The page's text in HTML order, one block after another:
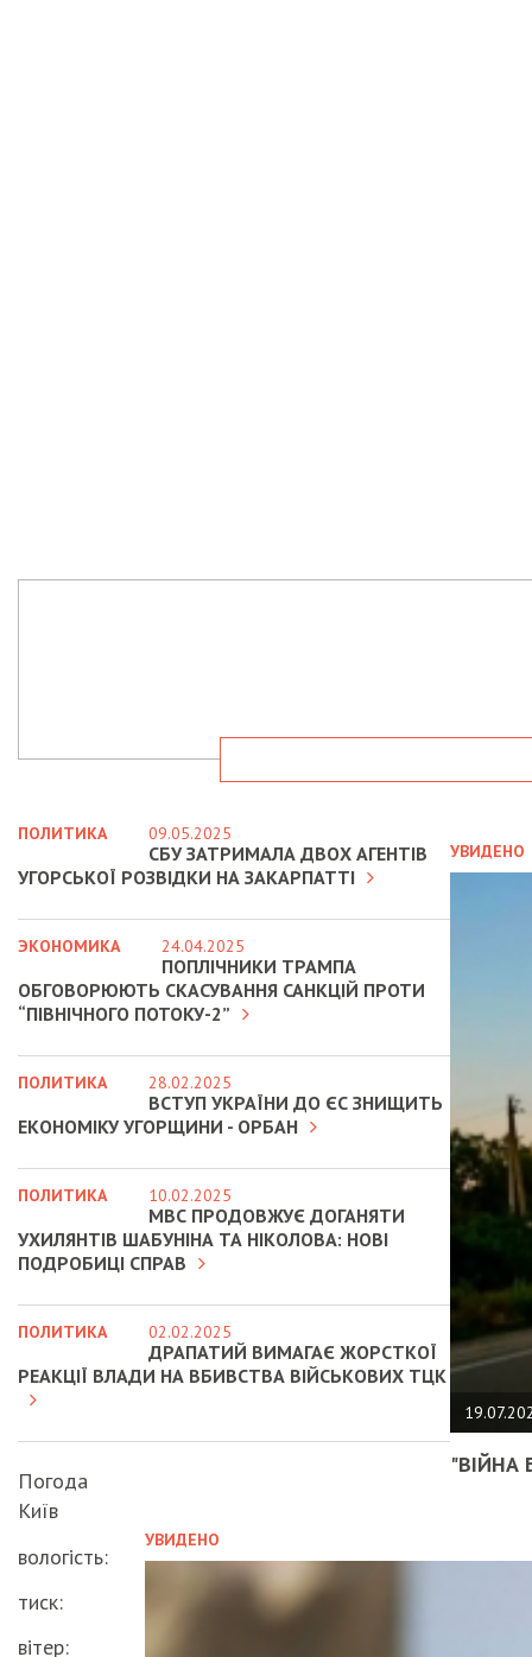
УВИДЕНО
"ВІЙНА
УВИДЕНО
ПОЛИТИКА 09.05.2025
СБУ ЗАТРИМАЛА ДВОХ АГЕНТІВ
УГОРСЬКОЇ РОЗВІДКИ НА ЗАКАРПАТТІ
ЭКОНОМИКА 24.04.2025
ПОПЛІЧНИКИ ТРАМПА
ОБГОВОРЮЮТЬ СКАСУВАННЯ САНКЦІЙ ПРОТИ
“ПІВНІЧНОГО ПОТОКУ-2”
ПОЛИТИКА 28.02.2025
ВСТУП УКРАЇНИ ДО ЄС ЗНИЩИТЬ
ЕКОНОМІКУ УГОРЩИНИ - ОРБАН
ПОЛИТИКА 10.02.2025
МВС ПРОДОВЖУЄ ДОГАНЯТИ
УХИЛЯНТІВ ШАБУНІНА ТА НІКОЛОВА: НОВІ
ПОДРОБИЦІ СПРАВ
ПОЛИТИКА 02.02.2025
ДРАПАТИЙ ВИМАГАЄ ЖОРСТКОЇ
РЕАКЦІЇ ВЛАДИ НА ВБИВСТВА ВІЙСЬКОВИХ ТЦК
Погода
Київ
вологість:
тиск:
вітер: